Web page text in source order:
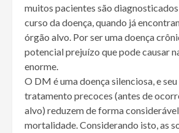
muitos pacientes são
curso da doença, quando já
órgão alvo. Por ser uma doença
potencial prejuízo que pode causar
enorme.
O DM é uma doença silenciosa, e
tratamento precoces (antes de
alvo) reduzem de forma
mortalidade. Considerando isto, as